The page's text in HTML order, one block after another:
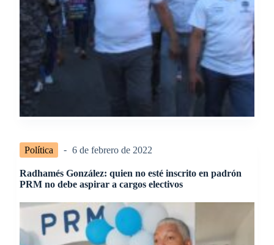
Política 6 de febrero de 2022
Radhamés González: quien no esté inscrito en padrón
PRM no debe aspirar a cargos electivos